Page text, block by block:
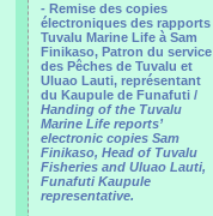
- Remise des copies
électroniques des rapports
Tuvalu Marine Life à Sam
Finikaso, Patron du service
des Pêches de Tuvalu et
Uluao Lauti, représentant
du Kaupule de Funafuti /
Handing of the Tuvalu
Marine Life reports’
electronic copies Sam
Finikaso, Head of Tuvalu
Fisheries and Uluao Lauti,
Funafuti Kaupule
representative.